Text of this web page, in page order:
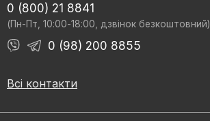
0 (800) 21 8841
(Пн-Пт, 10:00-18:00, дзвінок безкоштовний)
0 (98) 200 8855
Всі контакти